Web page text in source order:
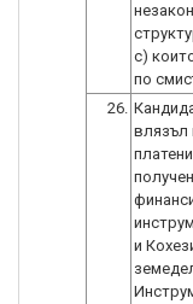
с)
по
26.
влязъл
и